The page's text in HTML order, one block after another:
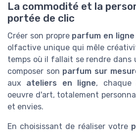
La commodité et la
portée de clic
Créer son propre parfum en ligne
olfactive unique qui mêle
temps où il fallait se rendre dans
composer son parfum sur
aux ateliers en ligne,
oeuvre d'art, totalement
et envies.
En choisissant de réaliser votre